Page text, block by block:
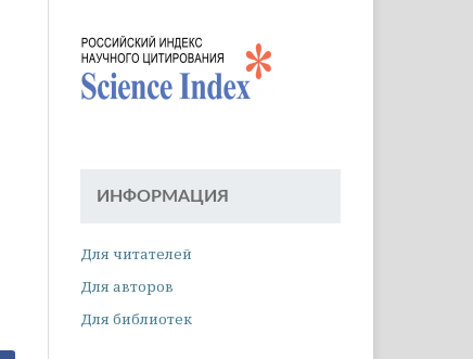
ИНФОРМАЦИЯ
Для читателей
Для авторов
Для библиотек